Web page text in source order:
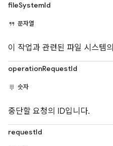
fileSystemId
문자열
이 작업과 관련된 파일 시스템
operationRequestId
숫자
중단할 요청의 ID입니다.
requestId